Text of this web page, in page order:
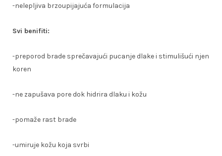
-nelepljiva brzoupijajuća formulacija
Svi benifiti:
-preporod brade sprečavajući pucanje dlake i stimulišući njen
koren
-ne zapušava pore dok hidrira dlaku i kožu
-pomaže rast brade
-umiruje kožu koja svrbi